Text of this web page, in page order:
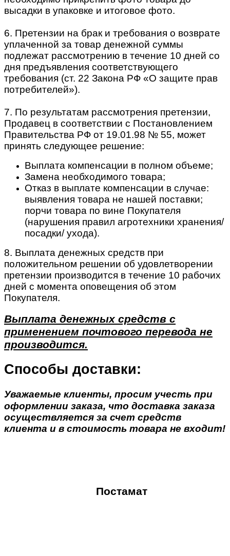
высадки в упаковке и итоговое фото.
6. Претензии на брак и требования о возврате
уплаченной за товар денежной суммы
подлежат рассмотрению в течение 10 дней со
дня предъявления соответствующего
требования (ст. 22 Закона РФ «О защите прав
потребителей»).
7. По результатам рассмотрения претензии,
Продавец в соответствии с Постановлением
Правительства РФ от 19.01.98 № 55, может
принять следующее решение:
Выплата компенсации в полном объеме;
Замена необходимого товара;
Отказ в выплате компенсации в случае:
выявления товара не нашей поставки;
порчи товара по вине Покупателя
(нарушения правил агротехники хранения/
посадки/ ухода).
8. Выплата денежных средств при
положительном решении об удовлетворении
претензии производится в течение 10 рабочих
дней с момента оповещения об этом
Покупателя.
Выплата денежных средств с
применением почтового перевода не
производится.
Способы доставки:
Уважаемые клиенты, просим учесть при
оформлении заказа, что доставка заказа
осуществляется за счет средств
клиента и в стоимость товара не входит!
Постамат